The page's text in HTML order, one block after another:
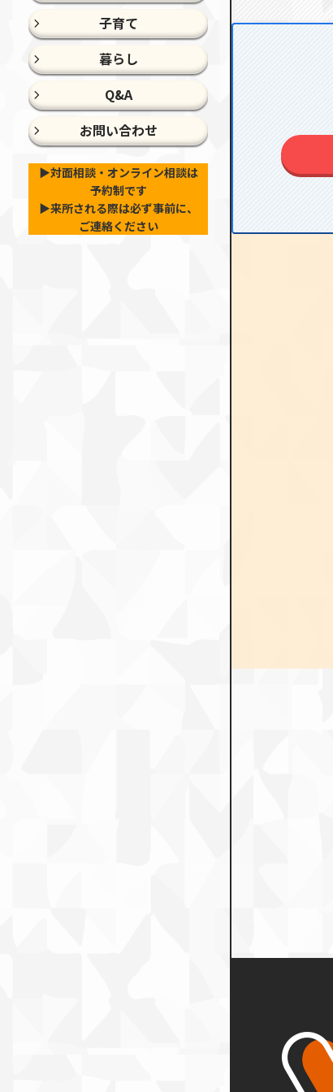
子育て
暮らし
Q&A
お問い合わせ
▶︎対面相談・オンライン相談は
予約制です
▶︎来所される際は必ず事前に、
ご連絡ください